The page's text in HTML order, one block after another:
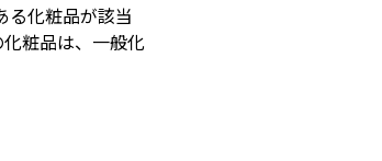
る化粧品が該当
粧品は、一般化